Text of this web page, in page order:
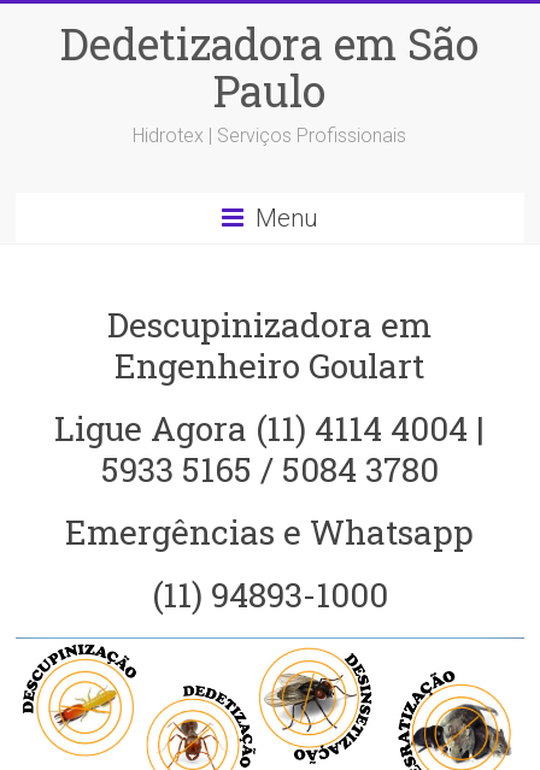
Dedetizadora em São
Paulo
Hidrotex | Serviços Profissionais
Menu
Descupinizadora em
Engenheiro Goulart
Ligue Agora (11) 4114 4004 |
5933 5165 / 5084 3780
Emergências e Whatsapp
(11) 94893-1000